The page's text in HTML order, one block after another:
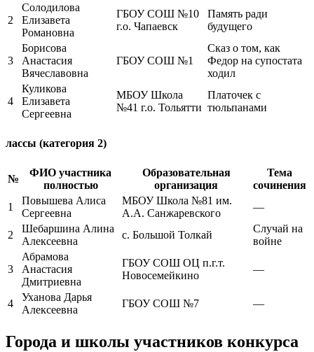
2
Солодилова
Елизавета
Романовна
ГБОУ СОШ №10
г.о. Чапаевск
Память ради
будущего
3
Борисова
Анастасия
Вячеславовна
ГБОУ СОШ №1
Сказ о том, как
Федор на супостата
ходил
4
Куликова
Елизавета
Сергеевна
МБОУ Школа
№41 г.о. Тольятти
Платочек с
тюльпанами
лассы (категория 2)
№
ФИО участника
полностью
Образовательная
организация
Тема
сочинения
1
Повышева Алиса
Сергеевна
МБОУ Школа №81 им.
А.А. Санжаревского
—
2
Шебаршина Алина
Алексеевна
с. Большой Толкай
Случай на
войне
3
Абрамова
Анастасия
Дмитриевна
ГБОУ СОШ ОЦ п.г.т.
Новосемейкино
—
4
Уханова Дарья
Алексеевна
ГБОУ СОШ №7 —
Города и школы участников конкурса